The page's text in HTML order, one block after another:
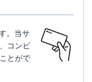
。当サ
コンビ
とがで